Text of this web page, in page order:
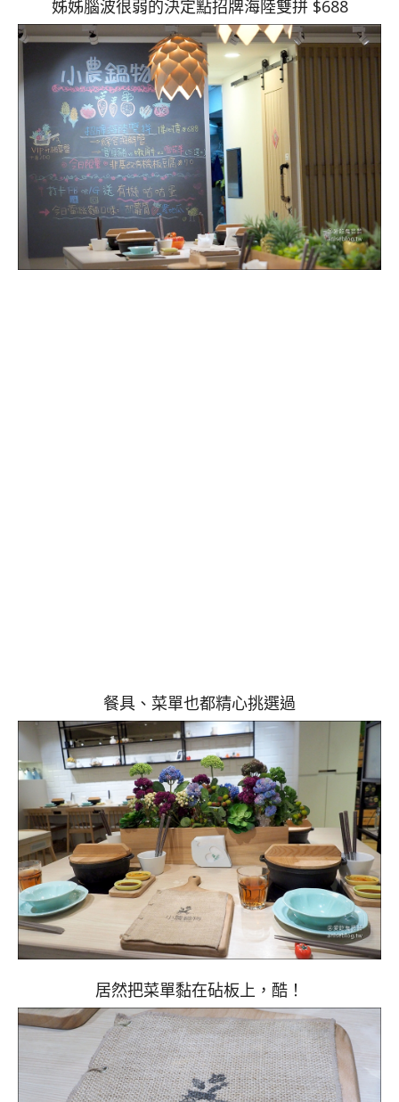
姊姊腦波很弱的決定點招牌海陸雙拼 $688
餐具、菜單也都精心挑選過
居然把菜單黏在砧板上，酷！